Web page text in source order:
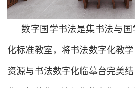
数字国学书法是集书法与
化标准教室，将书法数字化教
资源与书法数字化临摹台完美